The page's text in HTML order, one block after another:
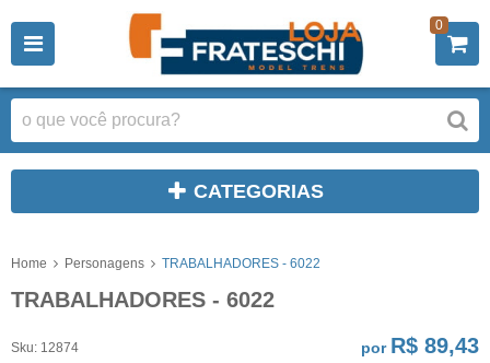
0
CATEGORIAS
Home Personagens TRABALHADORES - 6022
TRABALHADORES - 6022
Sku: 12874
por R$ 89,43